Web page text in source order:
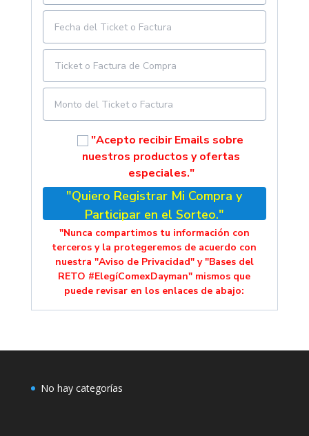
"Acepto recibir Emails sobre
nuestros productos y ofertas
especiales."
"Quiero Registrar Mi Compra y
Participar en el Sorteo."
"Nunca compartimos tu información con
terceros y la protegeremos de acuerdo con
nuestra "Aviso de Privacidad" y "Bases del
RETO #ElegíComexDayman" mismos que
puede revisar en los enlaces de abajo:
No hay categorías